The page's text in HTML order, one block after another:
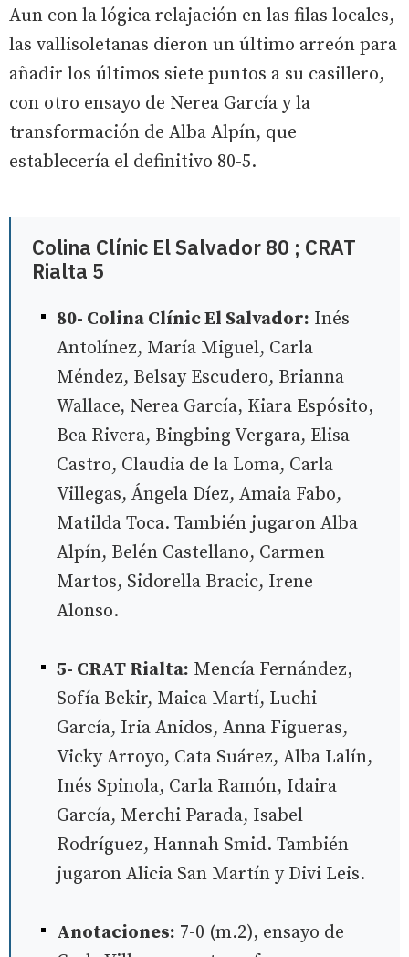
Aun con la lógica relajación en las filas locales,
las vallisoletanas dieron un último arreón para
añadir los últimos siete puntos a su casillero,
con otro ensayo de Nerea García y la
transformación de Alba Alpín, que
establecería el definitivo 80-5.
Colina Clínic El Salvador 80 ; CRAT
Rialta 5
80- Colina Clínic El Salvador: Inés
Antolínez, María Miguel, Carla
Méndez, Belsay Escudero, Brianna
Wallace, Nerea García, Kiara Espósito,
Bea Rivera, Bingbing Vergara, Elisa
Castro, Claudia de la Loma, Carla
Villegas, Ángela Díez, Amaia Fabo,
Matilda Toca. También jugaron Alba
Alpín, Belén Castellano, Carmen
Martos, Sidorella Bracic, Irene
Alonso.
5- CRAT Rialta: Mencía Fernández,
Sofía Bekir, Maica Martí, Luchi
García, Iria Anidos, Anna Figueras,
Vicky Arroyo, Cata Suárez, Alba Lalín,
Inés Spinola, Carla Ramón, Idaira
García, Merchi Parada, Isabel
Rodríguez, Hannah Smid. También
jugaron Alicia San Martín y Divi Leis.
Anotaciones: 7-0 (m.2), ensayo de